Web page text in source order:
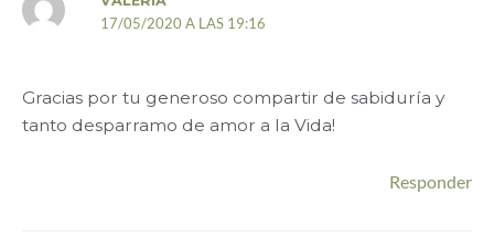
17/05/2020 A LAS 19:16
Gracias por tu generoso compartir de sabiduría y
tanto desparramo de amor a la Vida!
Responder